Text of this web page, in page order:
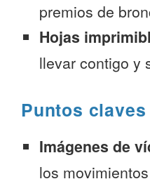
premios de
Hojas
llevar contigo y
Puntos claves
Imágenes de
los